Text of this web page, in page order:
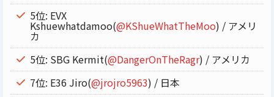
5位: EVX
Kshuewhatdamoo(@KShueWhatTheMoo) / アメリ
カ
5位: SBG Kermit(@DangerOnTheRagr) / アメリカ
7位: E36 Jiro(@jrojro5963) / 日本